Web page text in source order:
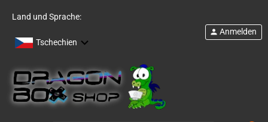
Land und Sprache:
Tschechien
person Anmelden